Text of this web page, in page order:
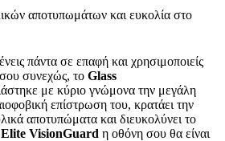
αποτυπωμάτων και ευκολία στο
πάντα σε επαφή και χρησιμοποιείς
συνεχώς, το Glass
με κύριο γνώμονα την μεγάλη
επίστρωση του, κρατάει την
αποτυπώματα και διευκολύνει το
VisionGuard η οθόνη σου θα είναι